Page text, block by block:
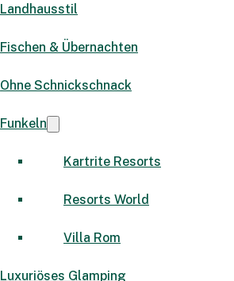
Landhausstil
Fischen & Übernachten
Ohne Schnickschnack
Funkeln
Kartrite Resorts
Resorts World
Villa Rom
Luxuriöses Glamping